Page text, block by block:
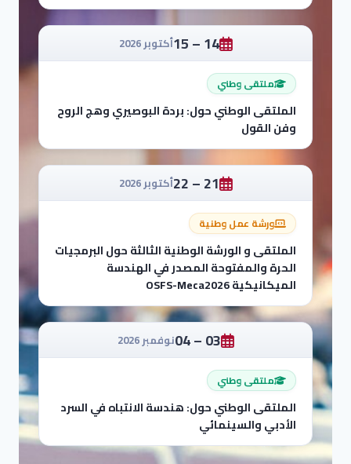
14 – 15 أكتوبر 2026
ملتقى وطني
الملتقى الوطني حول: بردة البوصيري وهج الروح
وفن القول
21 – 22 أكتوبر 2026
ورشة عمل وطنية
الملتقى و الورشة الوطنية الثالثة حول البرمجيات
الحرة والمفتوحة المصدر في الهندسة
الميكانيكية OSFS-Meca2026
03 – 04 نوفمبر 2026
ملتقى وطني
الملتقى الوطني حول: هندسة الانتباه في السرد
الأدبي والسينمائي